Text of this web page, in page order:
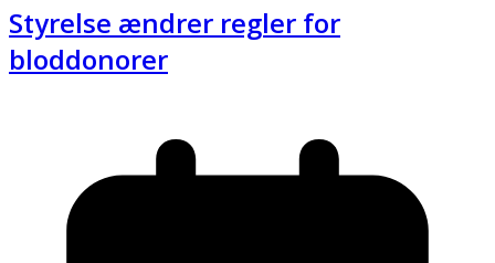
Styrelse ændrer regler for
bloddonorer